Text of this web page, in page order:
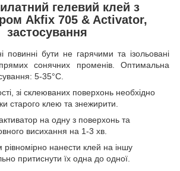
гелевий клей з
Akfix 705 & Activator,
застосування
повинні бути не гарячими та ізольовані
сонячних променів. Оптимальна
5-35°C.
зі склеюваних поверхонь необхідно
старого клею та знежирити.
на одну з поверхонь та
висихання на 1-3 хв.
нанести клей на іншу
притиснути їх одна до одної.